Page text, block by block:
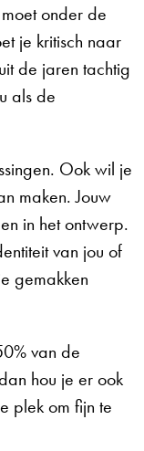
onder de
je kritisch naar
de jaren tachtig
als de
Ook wil je
maken. Jouw
in het ontwerp.
van jou of
gemakken
van de
hou je er ook
plek om fijn te